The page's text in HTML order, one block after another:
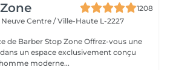
1208
Neuve Centre / Ville-Haute L-2227
Stop Zone Offrez-vous une
un espace exclusivement conçu
moderne...